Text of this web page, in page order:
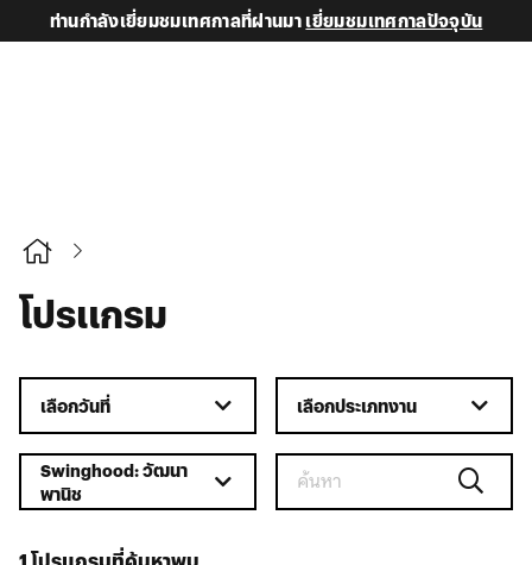
ท่านกำลังเยี่ยมชมเทศกาลที่ผ่านมา เยี่ยมชมเทศกาลปัจจุบัน
โปรแกรม
เลือกวันที่ เลือกประเภทงาน
Swinghood: วัฒนา
พานิช